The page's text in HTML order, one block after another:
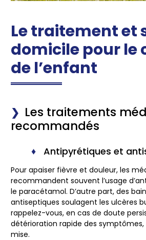
Le traitement et
domicile pour le
de l’enfant
Les traitements
recommandés
Antipyrétiques et
Pour apaiser fièvre et douleur, les
recommandent souvent l’usage
le paracétamol. D’autre part, des
antiseptiques soulagent les ulcères
rappelez-vous, en cas de doute
détérioration rapide des symptômes,
mise.